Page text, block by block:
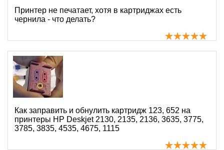
Принтер не печатает, хотя в картриджах есть
чернила - что делать?
Как заправить и обнулить картридж 123, 652 на
принтеры HP Deskjet 2130, 2135, 2136, 3635, 3775,
3785, 3835, 4535, 4675, 1115